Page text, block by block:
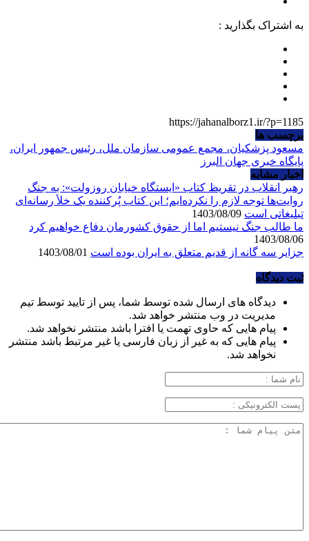
به اشتراک بگذارید :
https://jahanalborz1.ir/?p=1185
برچسب ها
مسعود پزشکیان، مجمع عمومی سازمان ملل، رئیس جمهور ایران،
پایگاه خبری جهان البرز
اخبار مشابه
رهبر انقلاب در تقریظ کتاب «ایستگاه خیابان روزولت»: به جنگ
روایت‌ها توجه لازم را نکرده‌ایم؛ این کتاب پُرکننده‌ یک خلأ رسانه‌ای
تبلیغاتی است
ما طالب جنگ نیستیم اما از حقوق کشورمان دفاع خواهیم کرد
1403/08/06
جزایر سه گانه از قدیم متعلق به ایران بوده است
ثبت دیدگاه
دیدگاه های ارسال شده توسط شما، پس از تایید توسط تیم
مدیریت در وب منتشر خواهد شد.
پیام هایی که حاوی تهمت یا افترا باشد منتشر نخواهد شد.
پیام هایی که به غیر از زبان فارسی یا غیر مرتبط باشد منتشر
نخواهد شد.